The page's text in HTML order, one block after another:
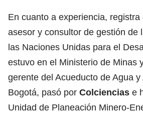
En cuanto a experiencia,
asesor y consultor de gestión de
las Naciones Unidas para el
estuvo en el Ministerio de Minas
gerente del Acueducto de Agua
Bogotá, pasó por Colciencias e
Unidad de Planeación Minero-